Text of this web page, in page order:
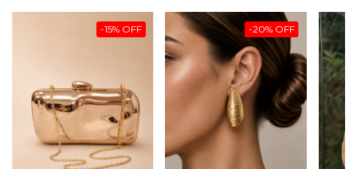
-15% OFF -20% OFF